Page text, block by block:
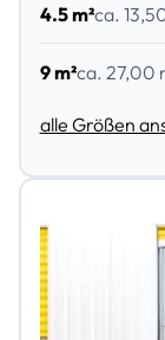
4.5 m²ca.
9 m²ca. 27,00
alle Größen